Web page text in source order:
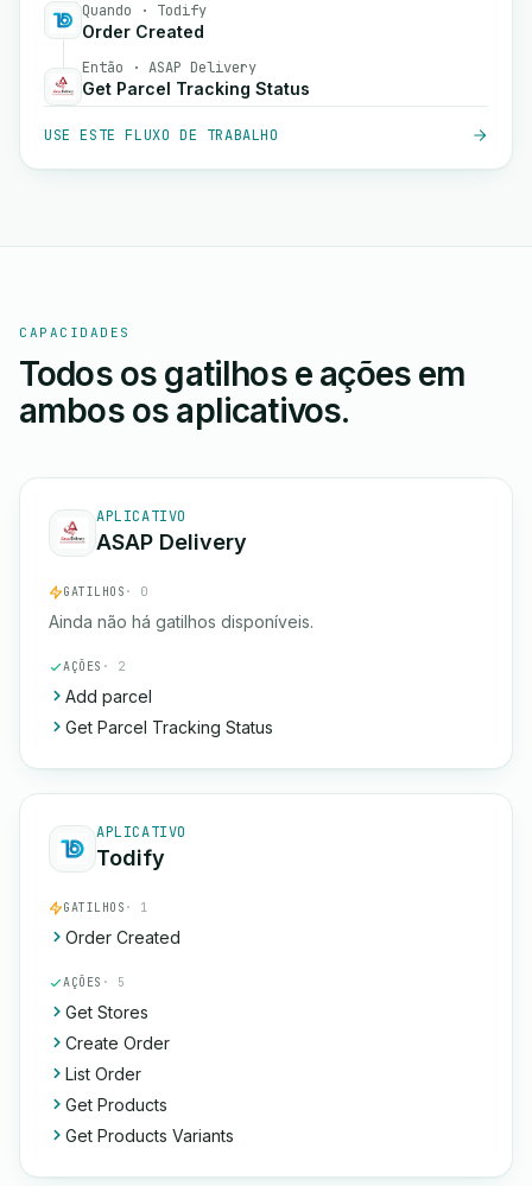
Quando · Todify
Order Created
Então · ASAP Delivery
Get Parcel Tracking Status
USE ESTE FLUXO DE TRABALHO
CAPACIDADES
Todos os gatilhos e ações em
ambos os aplicativos.
APLICATIVO
ASAP Delivery
GATILHOS · 0
Ainda não há gatilhos disponíveis.
AÇÕES · 2
Add parcel
Get Parcel Tracking Status
APLICATIVO
Todify
GATILHOS · 1
Order Created
AÇÕES · 5
Get Stores
Create Order
List Order
Get Products
Get Products Variants